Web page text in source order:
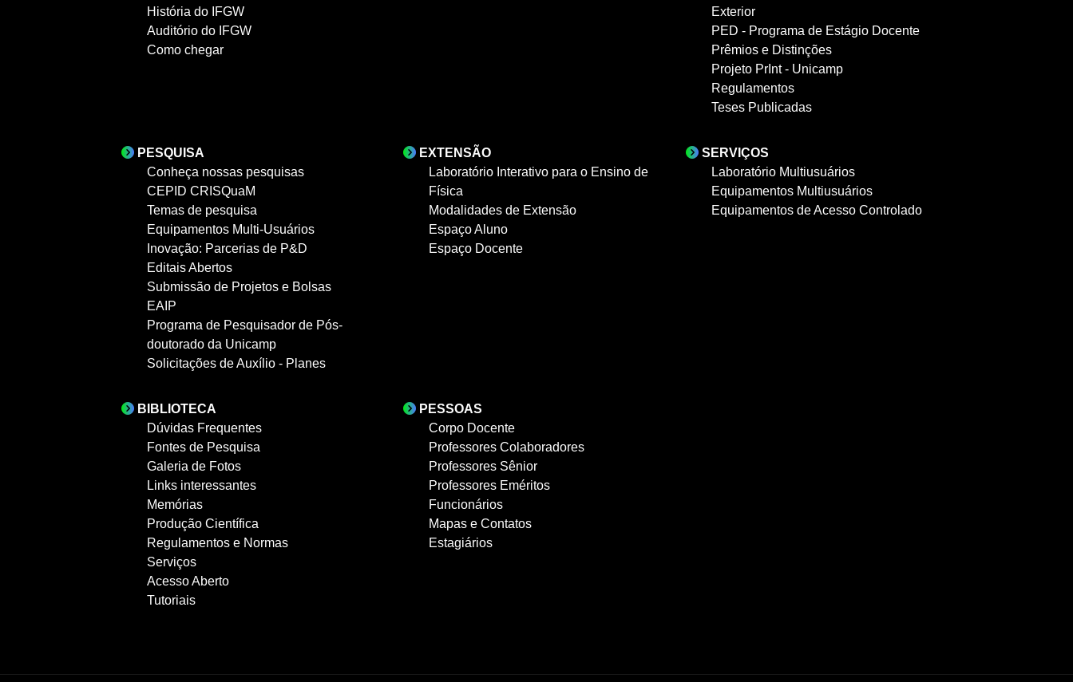
História do IFGW
Auditório do IFGW
Como chegar
Exterior
PED - Programa de Estágio Docente
Prêmios e Distinções
Projeto PrInt - Unicamp
Regulamentos
Teses Publicadas
PESQUISA
Conheça nossas pesquisas
CEPID CRISQuaM
Temas de pesquisa
Equipamentos Multi-Usuários
Inovação: Parcerias de P&D
Editais Abertos
Submissão de Projetos e Bolsas
EAIP
Programa de Pesquisador de Pós-
doutorado da Unicamp
Solicitações de Auxílio - Planes
EXTENSÃO
Laboratório Interativo para o Ensino de
Física
Modalidades de Extensão
Espaço Aluno
Espaço Docente
SERVIÇOS
Laboratório Multiusuários
Equipamentos Multiusuários
Equipamentos de Acesso Controlado
BIBLIOTECA
Dúvidas Frequentes
Fontes de Pesquisa
Galeria de Fotos
Links interessantes
Memórias
Produção Científica
Regulamentos e Normas
Serviços
Acesso Aberto
Tutoriais
PESSOAS
Corpo Docente
Professores Colaboradores
Professores Sênior
Professores Eméritos
Funcionários
Mapas e Contatos
Estagiários